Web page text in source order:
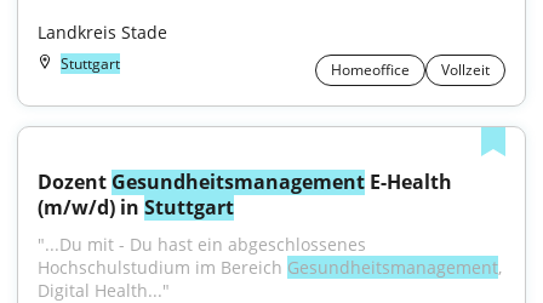
Landkreis Stade
Stuttgart Homeoffice Vollzeit
Dozent Gesundheitsmanagement E-Health
(m/w/d) in Stuttgart
"...Du mit - Du hast ein abgeschlossenes
Hochschulstudium im Bereich Gesundheitsmanagement,
Digital Health..."